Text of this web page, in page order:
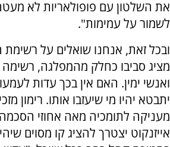
את השלטון עם פופולאריות לא
לשמור על עמימות".
ובכל זאת, אנחנו שואלים על רשימת
מציג סביבו כחלק מהמפלגה,
ואנשי ימין. האם אין בכך עדות
יתבטא יהיו מי שיעזבו אותו. רימון
מעניקה לתומכיה מאה אחוזי הסכמה
אייזנקוט יצטרך להציג קו מסוים